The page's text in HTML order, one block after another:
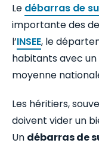
Le débarras de
importante des
l’INSEE, le
habitants avec
moyenne
Les héritiers,
doivent vider un
Un débarras de